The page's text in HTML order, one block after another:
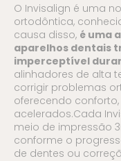
O Invisalign é uma
ortodôntica,
causa disso, é uma
aparelhos dentais
imperceptível
alinhadores de alta
corrigir problemas
oferecendo
acelerados.Cada
meio de impressão
conforme o
de dentes ou